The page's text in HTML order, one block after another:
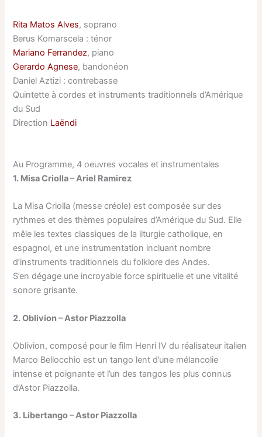
Rita Matos Alves, soprano
Berus Komarscela : ténor
Mariano Ferrandez, piano
Gerardo Agnese, bandonéon
Daniel Aztizi : contrebasse
Quintette à cordes et instruments traditionnels d’Amérique
du Sud
Direction Laëndi
Au Programme, 4 oeuvres vocales et instrumentales
1. Misa Criolla – Ariel Ramirez
La Misa Criolla (messe créole) est composée sur des
rythmes et des thèmes populaires d’Amérique du Sud. Elle
mêle les textes classiques de la liturgie catholique, en
espagnol, et une instrumentation incluant nombre
d’instruments traditionnels du folklore des Andes.
S’en dégage une incroyable force spirituelle et une vitalité
sonore grisante.
2. Oblivion – Astor Piazzolla
Oblivion, composé pour le film Henri IV du réalisateur italien
Marco Bellocchio est un tango lent d’une mélancolie
intense et poignante et l’un des tangos les plus connus
d’Astor Piazzolla.
3. Libertango – Astor Piazzolla